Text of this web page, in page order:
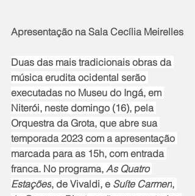
Apresentação na Sala Cecília Meirelles
Duas das mais tradicionais obras da
música erudita ocidental serão
executadas no Museu do Ingá, em
Niterói, neste domingo (16), pela
Orquestra da Grota, que abre sua
temporada 2023 com a apresentação
marcada para as 15h, com entrada
franca. No programa, As Quatro
Estações, de Vivaldi, e Suíte Carmen,